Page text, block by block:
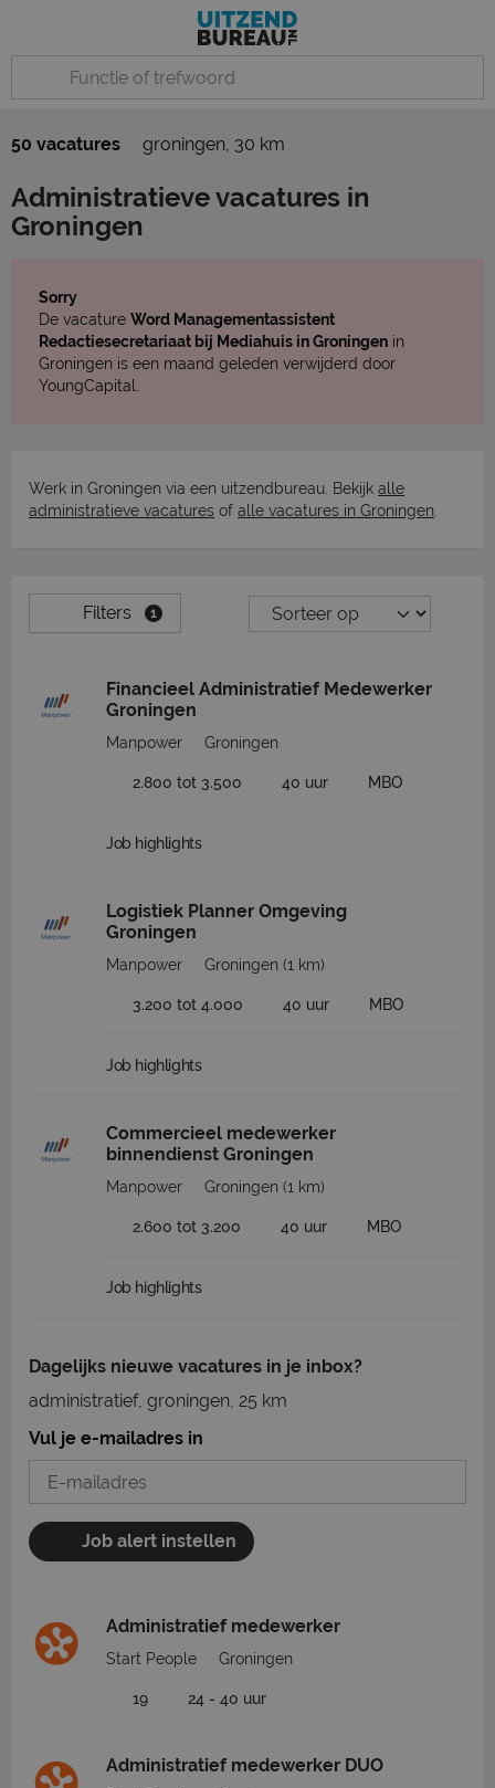
50 vacatures groningen, 30 km
Administratieve vacatures in
Groningen
Sorry
De vacature Word Managementassistent
Redactiesecretariaat bij Mediahuis in Groningen in
Groningen is een maand geleden verwijderd door
YoungCapital.
Werk in Groningen via een uitzendbureau. Bekijk alle
administratieve vacatures of alle vacatures in Groningen
Filters 1
Financieel Administratief Medewerker
Groningen
Manpower Groningen
2.800 tot 3.500 40 uur MBO
Job highlights
Logistiek Planner Omgeving
Groningen
Manpower Groningen (1 km)
3.200 tot 4.000 40 uur MBO
Job highlights
Commercieel medewerker
binnendienst Groningen
Manpower Groningen (1 km)
2.600 tot 3.200 40 uur MBO
Job highlights
Dagelijks nieuwe vacatures in je inbox?
administratief, groningen, 25 km
Vul je e-mailadres in
Job alert instellen
Administratief medewerker
Start People Groningen
19 24 - 40 uur
Administratief medewerker DUO